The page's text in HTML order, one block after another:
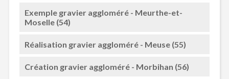
Exemple gravier aggloméré - Meurthe-et-
Moselle (54)
Réalisation gravier aggloméré - Meuse (55)
Création gravier aggloméré - Morbihan (56)